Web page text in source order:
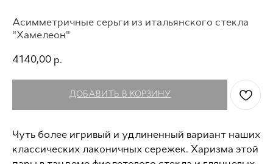
Асимметричные серьги из итальянского стекла
"Хамелеон"
4140,00 р.
ДОБАВИТЬ В КОРЗИНУ
Чуть более игривый и удлиненный вариант наших
классических лаконичных сережек. Харизма этой